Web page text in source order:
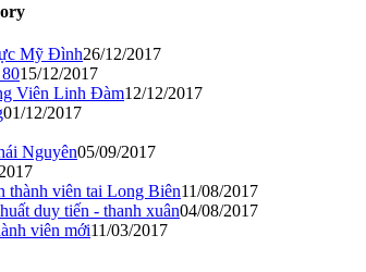
Mỹ Đình26/12/2017
15/12/2017
Viên Linh Đàm12/12/2017
01/12/2017
Nguyên05/09/2017
thành viên tai Long Biên11/08/2017
duy tiến - thanh xuân04/08/2017
viên mới11/03/2017